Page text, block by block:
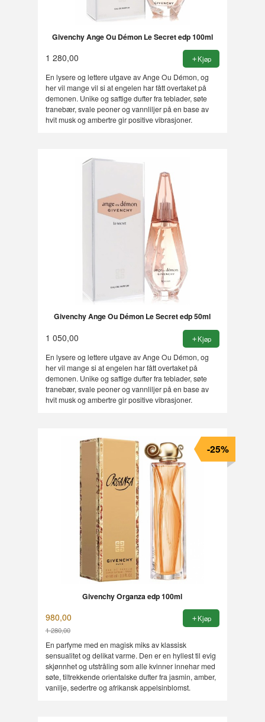
Givenchy Ange Ou Démon Le Secret edp 100ml
1 280,00 Kjøp
En lysere og lettere utgave av Ange Ou Démon, og
her vil mange vil si at engelen har fått overtaket på
demonen. Unike og saftige dufter fra teblader, søte
tranebær, svale peoner og vannliljer på en base av
hvit musk og ambertre gir positive vibrasjoner.
Givenchy Ange Ou Démon Le Secret edp 50ml
1 050,00 Kjøp
En lysere og lettere utgave av Ange Ou Démon, og
her vil mange si at engelen har fått overtaket på
demonen. Unike og saftige dufter fra teblader, søte
tranebær, svale peoner og vannliljer på en base av
hvit musk og ambertre gir positive vibrasjoner.
Givenchy Organza edp 100ml
980,00
1 280,00
Rabatt
-25%
Kjøp
En parfyme med en magisk miks av klassisk
sensualitet og delikat varme. Den er en hyllest til evig
skjønnhet og utstråling som alle kvinner innehar med
søte, tiltrekkende orientalske dufter fra jasmin, amber,
vanilje, sedertre og afrikansk appelsinblomst.